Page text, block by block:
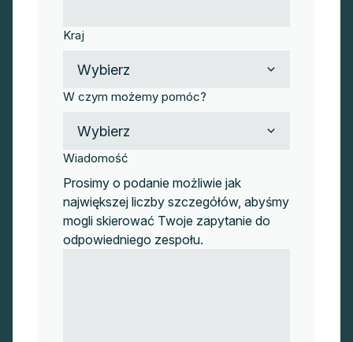
Kraj
W czym możemy pomóc?
Wiadomość
Prosimy o podanie możliwie jak
największej liczby szczegółów, abyśmy
mogli skierować Twoje zapytanie do
odpowiedniego zespołu.